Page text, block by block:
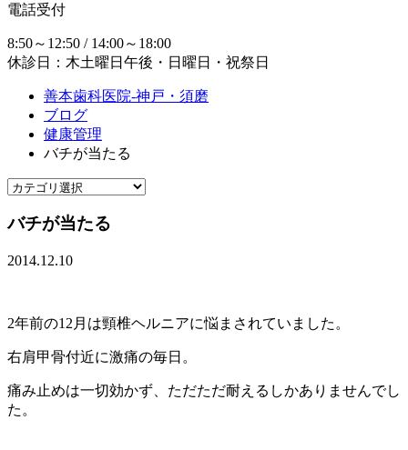
電話受付
8:50～12:50 / 14:00～18:00
休診日：木土曜日午後・日曜日・祝祭日
善本歯科医院-神戸・須磨
ブログ
健康管理
バチが当たる
バチが当たる
2014.12.10
2年前の12月は頸椎ヘルニアに悩まされていました。
右肩甲骨付近に激痛の毎日。
痛み止めは一切効かず、ただただ耐えるしかありませんでし
た。